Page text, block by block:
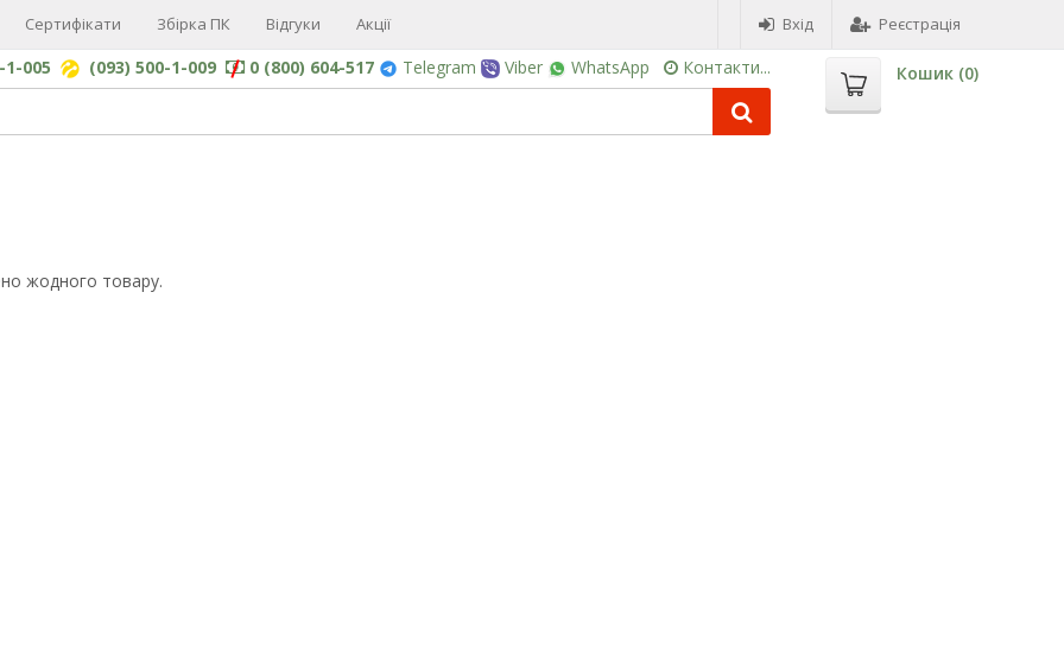
Сертифікати Збірка ПК Відгуки Акції Вхід Реєстрація
1-005 (093) 500-1-009 0 (800) 604-517 Telegram Viber WhatsApp Контакти... Кошик (0)
жодного товару.